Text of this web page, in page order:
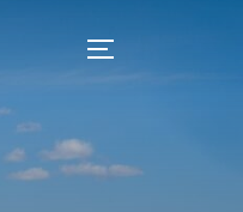
サイドバーと